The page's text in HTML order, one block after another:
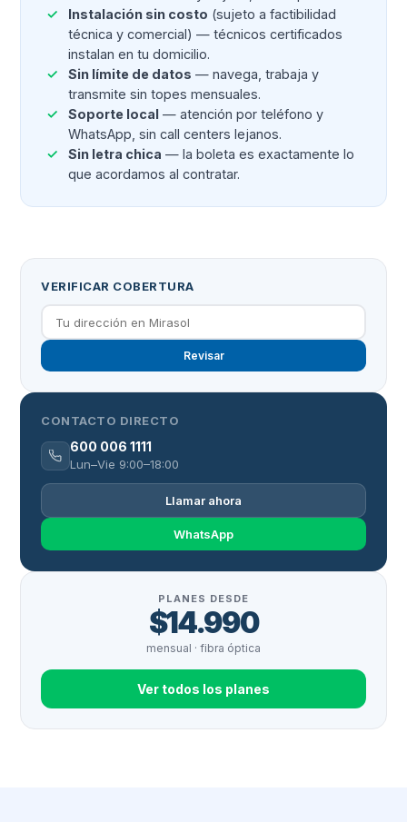
Instalación sin costo (sujeto a factibilidad
técnica y comercial) — técnicos certificados
instalan en tu domicilio.
Sin límite de datos — navega, trabaja y
transmite sin topes mensuales.
Soporte local — atención por teléfono y
WhatsApp, sin call centers lejanos.
Sin letra chica — la boleta es exactamente lo
que acordamos al contratar.
VERIFICAR COBERTURA
Revisar
CONTACTO DIRECTO
600 006 1111
Lun–Vie 9:00–18:00
Llamar ahora
WhatsApp
PLANES DESDE
$14.990
mensual · fibra óptica
Ver todos los planes